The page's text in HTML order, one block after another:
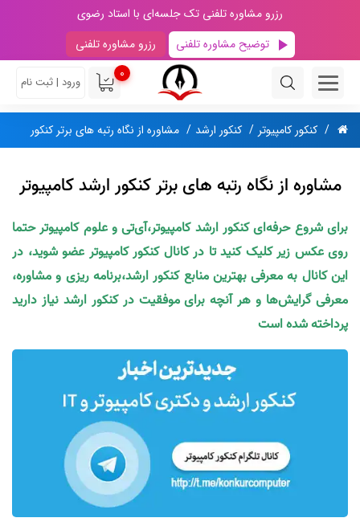
رزرو مشاوره تلفنی تک جلسه‌ای با استاد رضوی
توضیح مشاوره تلفنی
رزرو مشاوره تلفنی
0
ورود | ثبت نام
کنکور کامپیوتر کنکور ارشد مشاوره از نگاه رتبه های برتر کنکور
مشاوره از نگاه رتبه های برتر کنکور ارشد کامپیوتر
برای شروع حرفه‌ای کنکور ارشد کامپیوتر،آی‌تی و علوم کامپیوتر حتما
روی عکس زیر کلیک کنید تا در کانال کنکور کامپیوتر عضو شوید، در
این کانال به معرفی بهترین منابع کنکور ارشد،برنامه ریزی و مشاوره،
معرفی گرایش‌ها و هر آنچه برای موفقیت در کنکور ارشد نیاز دارید
پرداخته شده است